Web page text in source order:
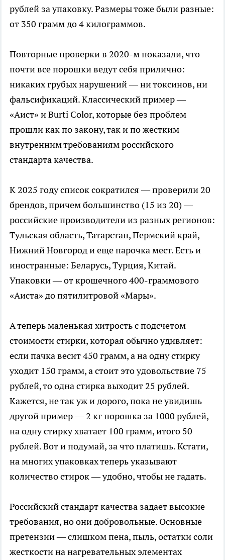
рублей за упаковку. Размеры тоже были разные:
от 350 грамм до 4 килограммов.
Повторные проверки в 2020-м показали, что
почти все порошки ведут себя прилично:
никаких грубых нарушений — ни токсинов, ни
фальсификаций. Классический пример —
«Аист» и Burti Color, которые без проблем
прошли как по закону, так и по жестким
внутренним требованиям российского
стандарта качества.
К 2025 году список сократился — проверили 20
брендов, причем большинство (15 из 20) —
российские производители из разных регионов:
Тульская область, Татарстан, Пермский край,
Нижний Новгород и еще парочка мест. Есть и
иностранные: Беларусь, Турция, Китай.
Упаковки — от крошечного 400-граммового
«Аиста» до пятилитровой «Мары».
А теперь маленькая хитрость с подсчетом
стоимости стирки, которая обычно удивляет:
если пачка весит 450 грамм, а на одну стирку
уходит 150 грамм, а стоит это удовольствие 75
рублей, то одна стирка выходит 25 рублей.
Кажется, не так уж и дорого, пока не увидишь
другой пример — 2 кг порошка за 1000 рублей,
на одну стирку хватает 100 грамм, итого 50
рублей. Вот и подумай, за что платишь. Кстати,
на многих упаковках теперь указывают
количество стирок — удобно, чтобы не гадать.
Российский стандарт качества задает высокие
требования, но они добровольные. Основные
претензии — слишком пена, пыль, остатки соли
жесткости на нагревательных элементах